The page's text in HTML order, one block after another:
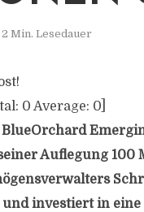
2 Min. Lesedauer
0 Average: 0
BlueOrchard
Auflegung 100
investiert in